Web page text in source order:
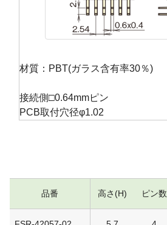
材質：PBT(ガラス含有率30％)
接続側□0.64mmピン
PCB取付穴径φ1.02
品番 高さ(H) ピン数